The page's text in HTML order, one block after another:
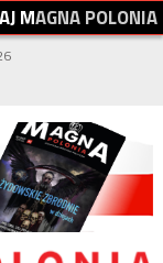
AJMAGNAPOLONIA